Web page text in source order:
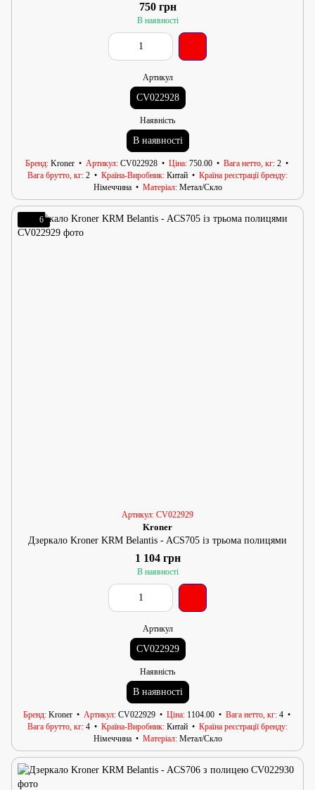
750 грн
В наявності
Артикул
CV022928
Наявність
В наявності
Бренд Kroner Артикул CV022928 Ціна 750.00 Вага нетто, кг 2
Вага брутто, кг 2 Країна-Виробник Китай
Країна реєстрації бренду
Німеччина
Матеріал Метал/Скло
6
Артикул: CV022929
Kroner
Дзеркало Kroner KRM Belantis - ACS705 із трьома полицями
1 104 грн
В наявності
Артикул
CV022929
Наявність
В наявності
Бренд Kroner Артикул CV022929 Ціна 1104.00 Вага нетто, кг 4
Вага брутто, кг 4 Країна-Виробник Китай
Країна реєстрації бренду
Німеччина
Матеріал Метал/Скло